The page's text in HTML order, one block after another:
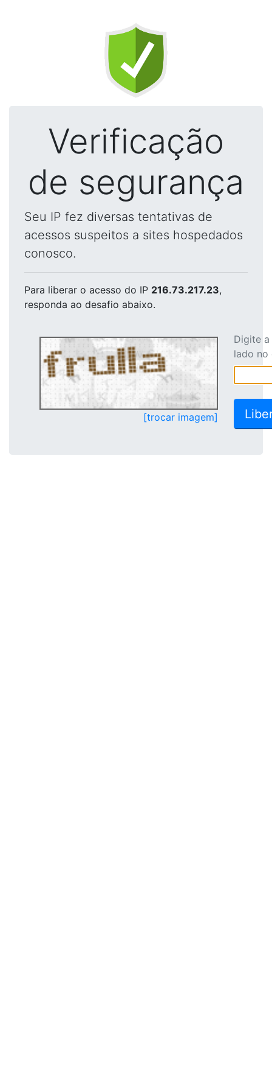
Verificação
de segurança
Seu IP fez diversas tentativas de
acessos suspeitos a sites hospedados
conosco.
Para liberar o acesso do IP 216.73.217.23,
responda ao desafio abaixo.
[trocar imagem]
Digite
lado no